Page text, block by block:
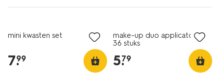
mini kwasten set
7.
99
make-up duo applicators -
36 stuks
5.
79